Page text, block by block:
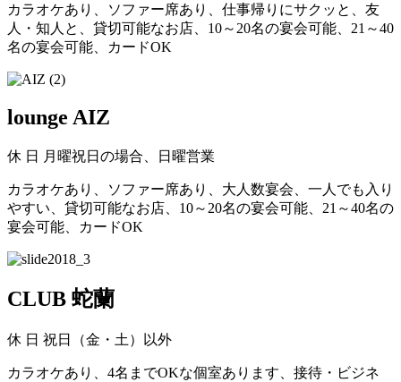
カラオケあり、ソファー席あり、仕事帰りにサクッと、友
人・知人と、貸切可能なお店、10～20名の宴会可能、21～40
名の宴会可能、カードOK
lounge AIZ
休 日 月曜祝日の場合、日曜営業
カラオケあり、ソファー席あり、大人数宴会、一人でも入り
やすい、貸切可能なお店、10～20名の宴会可能、21～40名の
宴会可能、カードOK
CLUB 蛇蘭
休 日 祝日（金・土）以外
カラオケあり、4名までOKな個室あります、接待・ビジネ